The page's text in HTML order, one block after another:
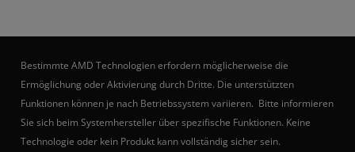
Bestimmte AMD Technologien erfordern möglicherweise die
Ermöglichung oder Aktivierung durch Dritte. Die unterstützten
Funktionen können je nach Betriebssystem variieren. Bitte informieren
Sie sich beim Systemhersteller über spezifische Funktionen. Keine
Technologie oder kein Produkt kann vollständig sicher sein.